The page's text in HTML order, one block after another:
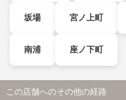
坂場 宮ノ上町
南浦 座ノ下町
この店舗へのその他の経路